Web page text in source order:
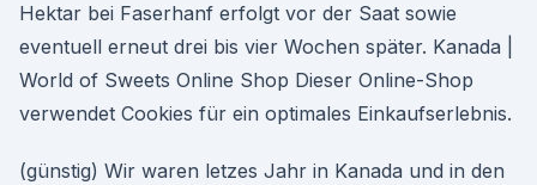
Hektar bei Faserhanf erfolgt vor der Saat sowie
eventuell erneut drei bis vier Wochen später. Kanada |
World of Sweets Online Shop Dieser Online-Shop
verwendet Cookies für ein optimales Einkaufserlebnis.
(günstig) Wir waren letzes Jahr in Kanada und in den